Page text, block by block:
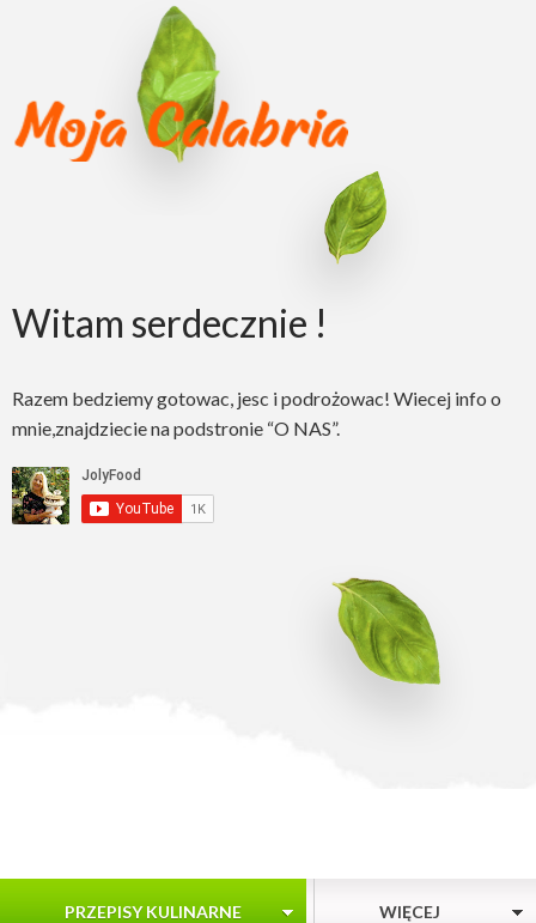
Witam serdecznie !
Razem bedziemy gotowac, jesc i podrożowac! Wiecej info o
mnie,znajdziecie na podstronie “O NAS”.
PRZEPISY KULINARNE WIĘCEJ